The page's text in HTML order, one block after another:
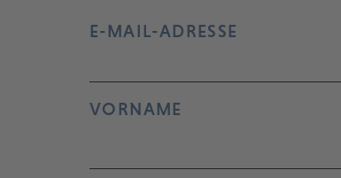
E-MAIL-ADRESSE
VORNAME